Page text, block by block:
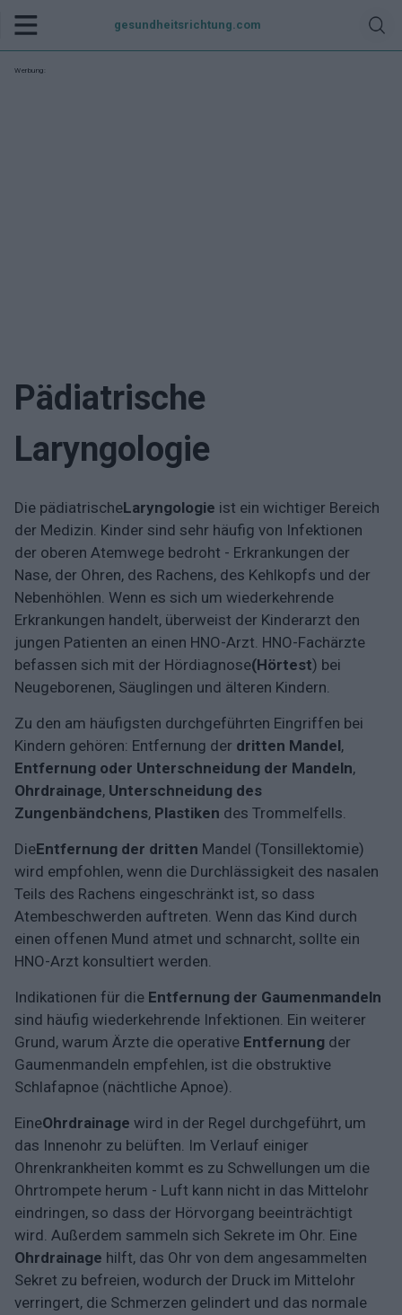
gesundheitsrichtung.com
Werbung:
Pädiatrische
Laryngologie
Die pädiatrischeLaryngologie ist ein wichtiger Bereich
der Medizin. Kinder sind sehr häufig von Infektionen
der oberen Atemwege bedroht - Erkrankungen der
Nase, der Ohren, des Rachens, des Kehlkopfs und der
Nebenhöhlen. Wenn es sich um wiederkehrende
Erkrankungen handelt, überweist der Kinderarzt den
jungen Patienten an einen HNO-Arzt. HNO-Fachärzte
befassen sich mit der Hördiagnose(Hörtest) bei
Neugeborenen, Säuglingen und älteren Kindern.
Zu den am häufigsten durchgeführten Eingriffen bei
Kindern gehören: Entfernung der dritten Mandel,
Entfernung oder Unterschneidung der Mandeln,
Ohrdrainage, Unterschneidung des
Zungenbändchens, Plastiken des Trommelfells.
DieEntfernung der dritten Mandel (Tonsillektomie)
wird empfohlen, wenn die Durchlässigkeit des nasalen
Teils des Rachens eingeschränkt ist, so dass
Atembeschwerden auftreten. Wenn das Kind durch
einen offenen Mund atmet und schnarcht, sollte ein
HNO-Arzt konsultiert werden.
Indikationen für die Entfernung der Gaumenmandeln
sind häufig wiederkehrende Infektionen. Ein weiterer
Grund, warum Ärzte die operative Entfernung der
Gaumenmandeln empfehlen, ist die obstruktive
Schlafapnoe (nächtliche Apnoe).
EineOhrdrainage wird in der Regel durchgeführt, um
das Innenohr zu belüften. Im Verlauf einiger
Ohrenkrankheiten kommt es zu Schwellungen um die
Ohrtrompete herum - Luft kann nicht in das Mittelohr
eindringen, so dass der Hörvorgang beeinträchtigt
wird. Außerdem sammeln sich Sekrete im Ohr. Eine
Ohrdrainage hilft, das Ohr von dem angesammelten
Sekret zu befreien, wodurch der Druck im Mittelohr
verringert, die Schmerzen gelindert und das normale